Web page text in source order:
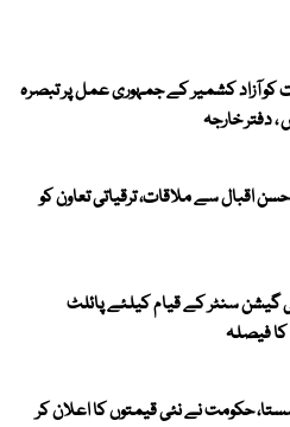
کو آزاد کشمیر کے جمہوری عمل پر تبصرہ
، دفتر خارجہ
اقبال سے ملاقات، ترقیاتی تعاون کو
گیشن سنٹر کے قیام کیلئے پائلٹ
فیصلہ
حکومت نے نئی قیمتوں کا اعلان کر